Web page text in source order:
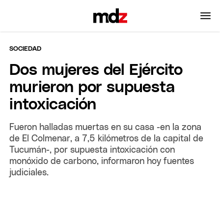
SOCIEDAD
Dos mujeres del Ejército
murieron por supuesta
intoxicación
Fueron halladas muertas en su casa -en la zona
de El Colmenar, a 7,5 kilómetros de la capital de
Tucumán-, por supuesta intoxicación con
monóxido de carbono, informaron hoy fuentes
judiciales.